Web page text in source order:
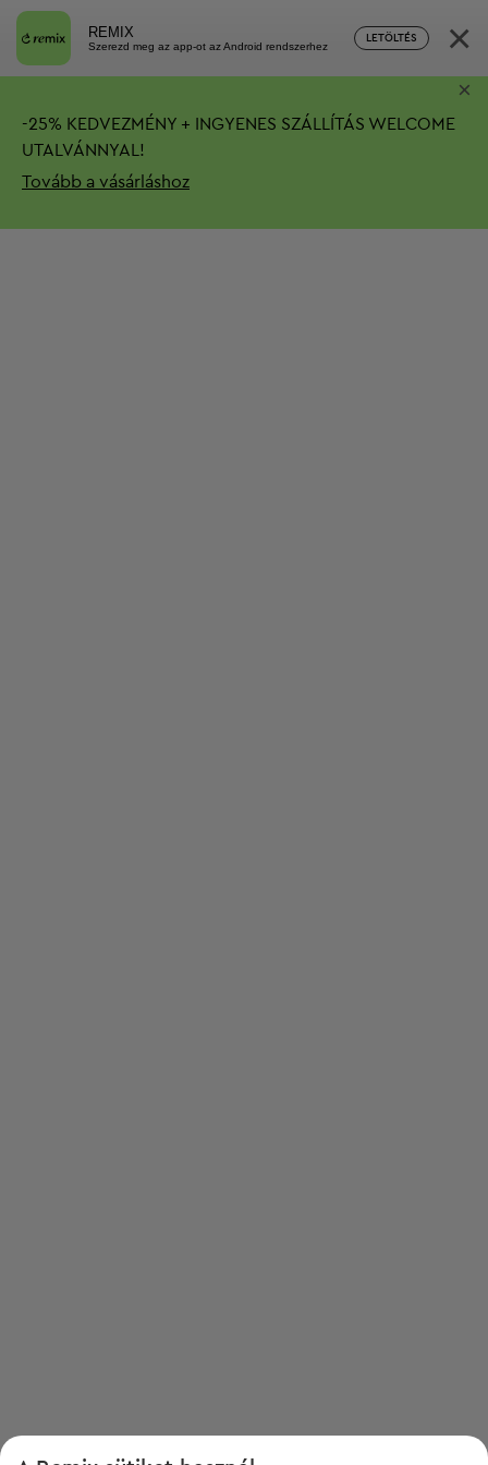
REMIX
Szerezd meg az app-ot az Android rendszerhez
LETÖLTÉS ×
-25% KEDVEZMÉNY + INGYENES SZÁLLÍTÁS WELCOME
UTALVÁNNYAL!
Tovább a vásárláshoz
×